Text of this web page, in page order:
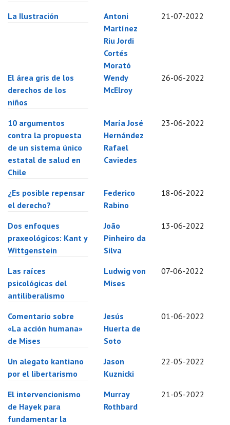
La Ilustración
Antoni
Martínez
Riu Jordi
Cortés
Morató
21-07-2022
El área gris de los
derechos de los
niños
Wendy
McElroy
26-06-2022
10 argumentos
contra la propuesta
de un sistema único
estatal de salud en
Chile
María José
Hernández
Rafael
Caviedes
23-06-2022
¿Es posible repensar
el derecho?
Federico
Rabino
18-06-2022
Dos enfoques
praxeológicos: Kant y
Wittgenstein
João
Pinheiro da
Silva
13-06-2022
Las raíces
psicológicas del
antiliberalismo
Ludwig von
Mises
07-06-2022
Comentario sobre
«La acción humana»
de Mises
Jesús
Huerta de
Soto
01-06-2022
Un alegato kantiano
por el libertarismo
Jason
Kuznicki
22-05-2022
El intervencionismo
de Hayek para
fundamentar la
Murray
Rothbard
21-05-2022